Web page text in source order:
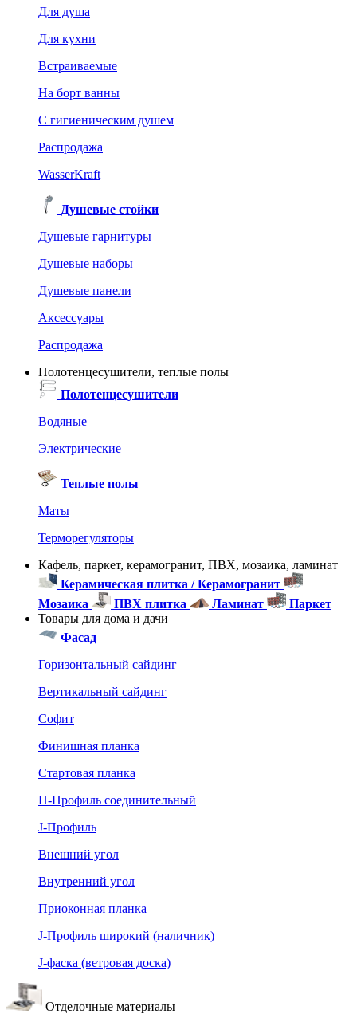
Для душа
Для кухни
Встраиваемые
На борт ванны
C гигиеническим душем
Распродажа
WasserKraft
Душевые стойки
Душевые гарнитуры
Душевые наборы
Душевые панели
Аксессуары
Распродажа
Полотенцесушители, теплые полы
Полотенцесушители
Водяные
Электрические
Теплые полы
Маты
Терморегуляторы
Кафель, паркет, керамогранит, ПВХ, мозаика, ламинат
Керамическая плитка / Керамогранит
Мозаика
ПВХ плитка Ламинат
Паркет
Товары для дома и дачи
Фасад
Горизонтальный сайдинг
Вертикальный сайдинг
Софит
Финишная планка
Стартовая планка
Н-Профиль соединительный
J-Профиль
Внешний угол
Внутренний угол
Приоконная планка
J-Профиль широкий (наличник)
J-фаска (ветровая доска)
Отделочные материалы